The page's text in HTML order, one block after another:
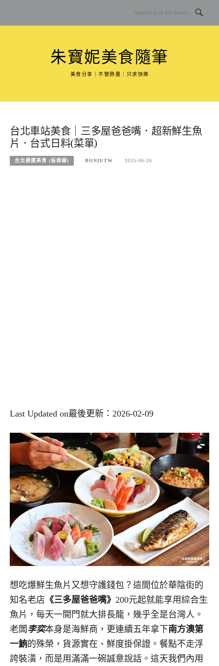
content
朱寶妮美食隨筆
美食分享｜不管熱量｜只求快樂
台北車站美食｜三多屋爸爸嘴．超新鮮生魚
片．台式日料(菜單)
台北捷運美食 (板南線) BONIETW 2025-06-26
Last Updated on最後更新：2026-02-09
想吃爆鮮生魚片又想守護錢包？這間位於華陰街的
知名老店 《三多屋爸爸嘴》 200元起就能享用綜合生
魚片，每天一開門就大排長龍，幾乎全是台灣人。
老闆 李奕本身是海鮮商，更連續五年拿下南方澳第
一鮪的殊榮，貨源實在、鮮度掛保證。餐點不走浮
誇裝潢，而是用滿滿一碗誠意說話。這天我們內用